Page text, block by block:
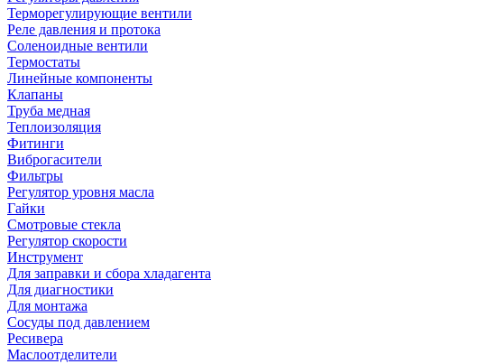
Терморегулирующие вентили
Реле давления и протока
Соленоидные вентили
Термостаты
Линейные компоненты
Клапаны
Труба медная
Теплоизоляция
Фитинги
Виброгасители
Фильтры
Регулятор уровня масла
Гайки
Смотровые стекла
Регулятор скорости
Инструмент
Для заправки и сбора хладагента
Для диагностики
Для монтажа
Сосуды под давлением
Ресивера
Маслоотделители